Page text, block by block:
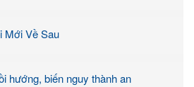
Mới Về Sau
hướng, biến nguy thành an